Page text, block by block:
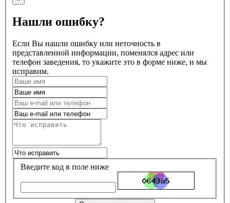
Нашли ошибку?
Если Вы нашли ошибку или неточность в
представленной информации, поменялся адрес или
телефон заведения, то укажите это в форме ниже, и мы
исправим.
Введите код в поле ниже